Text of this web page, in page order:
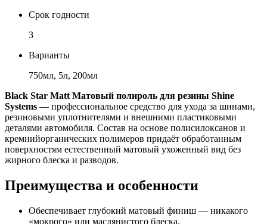
Срок годности
3
Варианты
750мл, 5л, 200мл
Black Star Matt Матовый полироль для резины Shine
Systems — профессиональное средство для ухода за шинами,
резиновыми уплотнителями и внешними пластиковыми
деталями автомобиля. Состав на основе полисилоксанов и
кремнийорганических полимеров придаёт обработанным
поверхностям естественный матовый ухоженный вид без
жирного блеска и разводов.
Преимущества и особенности
Обеспечивает глубокий матовый финиш — никакого
«мокрого» или маслянистого блеска.